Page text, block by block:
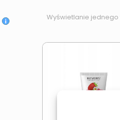
Wyświetlanie jednego